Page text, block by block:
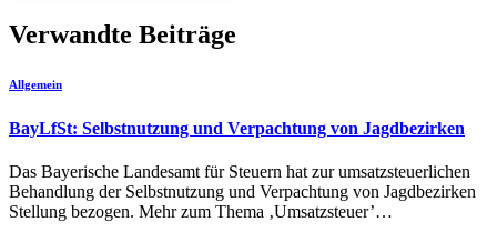
Verwandte Beiträge
Allgemein
BayLfSt: Selbstnutzung und Verpachtung von Jagdbezirken
Das Bayerische Landesamt für Steuern hat zur umsatzsteuerlichen
Behandlung der Selbstnutzung und Verpachtung von Jagdbezirken
Stellung bezogen. Mehr zum Thema ‚Umsatzsteuer’…